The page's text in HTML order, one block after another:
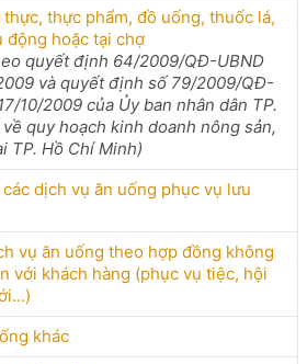
thực phẩm, đồ uống, thuốc lá,
động hoặc tại chợ
quyết định 64/2009/QĐ-UBND
và quyết định số 79/2009/QĐ-
10/2009 của Ủy ban nhân dân TP.
quy hoạch kinh doanh nông sản,
TP. Hồ Chí Minh)
các dịch vụ ăn uống phục vụ lưu
vụ ăn uống theo hợp đồng không
với khách hàng (phục vụ tiệc, hội
khác